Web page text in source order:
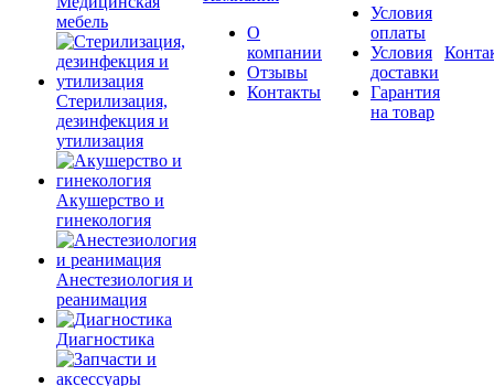
мебель
Стерилизация,
дезинфекция и
утилизация
Акушерство и
гинекология
Анестезиология и
реанимация
Диагностика
О
компании
Отзывы
Контакты
Условия
оплаты
Условия
доставки
Гарантия
на товар